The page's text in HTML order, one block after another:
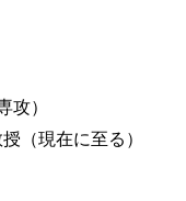
攻）
（現在に至る）